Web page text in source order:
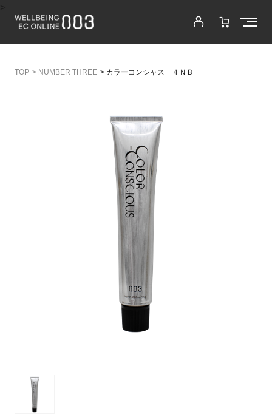
> NUMBER THREE > カラーコンシャス ４ＮＢ